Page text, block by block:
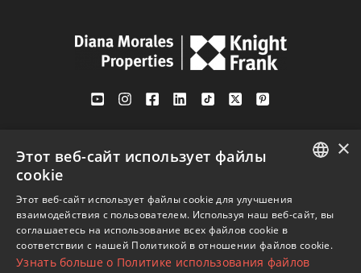
1st Floor, Office 3
29601 Marbella
Телефон:+34 952 765 138
Моб:+34 601 636 766
SPANISH
FRENCH
×
Этот веб-сайт использует файлы
cookie
Этот веб-сайт использует файлы cookie для улучшения
взаимодействия с пользователем. Используя наш веб-сайт, вы
соглашаетесь на использование всех файлов cookie в
соответствии с нашей Политикой в ​​отношении файлов cookie.
Узнать больше о Политике использования файлов